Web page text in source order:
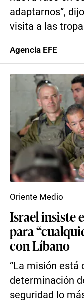
adaptarnos”,
visita a las
Agencia EFE
Israel insiste
para
con Líbano
“La misión está
determinación
seguridad lo
Oriente Medio